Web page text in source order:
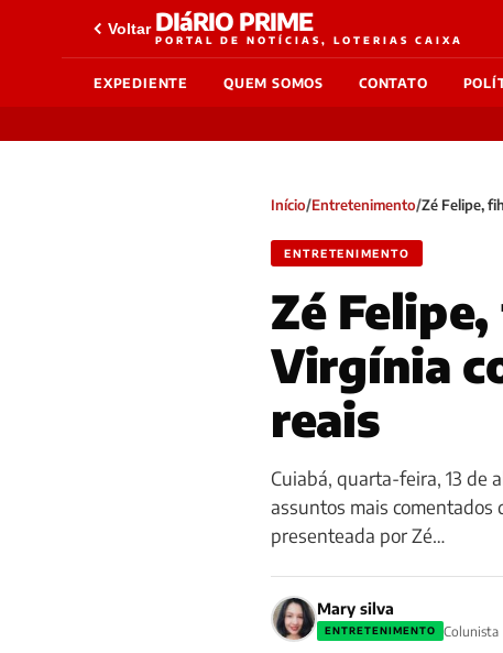
Voltar DIáRIO PRIME
PORTAL DE NOTÍCIAS, LOTERIAS CAIXA
EXPEDIENTE QUEM SOMOS CONTATO
Início/Entretenimento/Zé Felipe,
ENTRETENIMENTO
Zé
Virgínia
reais
Cuiabá, quarta-feira, 13 de
assuntos mais comentados
presenteada por Zé…
Mary silva
ENTRETENIMENTO Colunista